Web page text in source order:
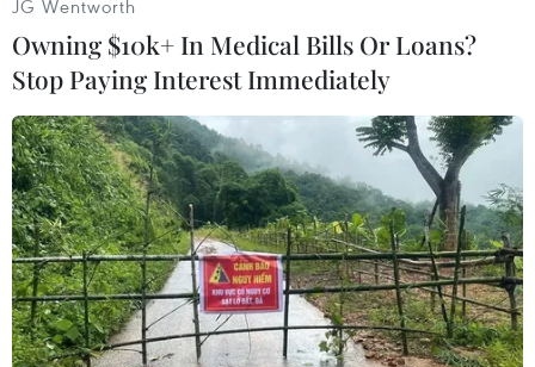
JG Wentworth
Owning $10k+ In Medical Bills Or Loans?
Stop Paying Interest Immediately